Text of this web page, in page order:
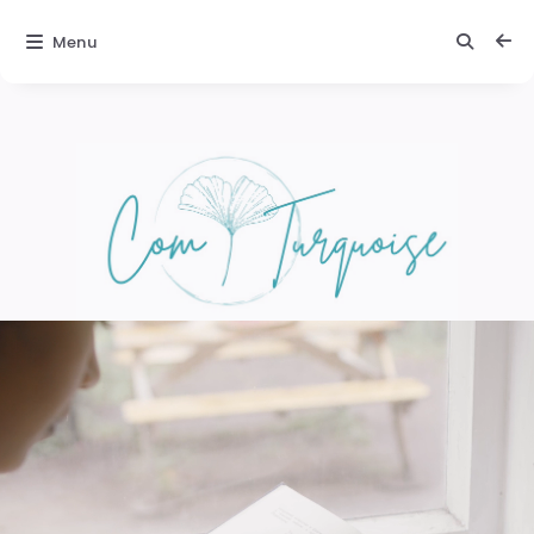
ComturquoiseTexte 2 :
ambiance
magique
Laissez-vous
Menu